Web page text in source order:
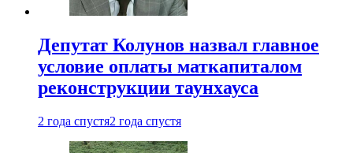
Депутат Колунов назвал главное
условие оплаты маткапиталом
реконструкции таунхауса
2 года спустя2 года спустя